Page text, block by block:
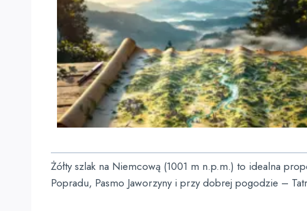
Żółty szlak na Niemcową (1001 m n.p.m.) to idealna
Popradu, Pasmo Jaworzyny i przy dobrej pogodzie –